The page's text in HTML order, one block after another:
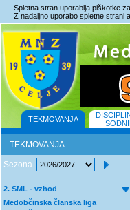
Spletna stran uporablja piškotke
Z nadaljno uporabo spletne strani
TEKMOVANJA
.: TEKMOVANJA
Sezona
2. SML - vzhod
Medobčinska članska liga